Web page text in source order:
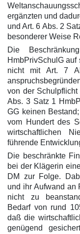
ergänzten und
und Art. 6 Abs. 2
besonderer Weise
Die
HmbPrivSchulG
nicht mit Art. 7
von der
Abs. 3 Satz 1
GG keinen
vom Hundert des
wirtschaftlichen
führende
Die beschränkte
bei der Klägerin
DM zur Folge.
und ihr Aufwand an
nicht zu
Bedarf von rund
daß die
genügend